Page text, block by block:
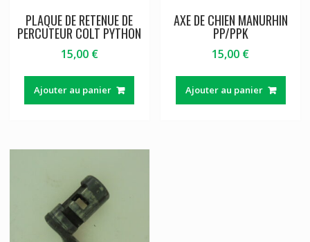
PLAQUE DE RETENUE DE
PERCUTEUR COLT PYTHON
15,00 €
Ajouter au panier
AXE DE CHIEN MANURHIN
PP/PPK
15,00 €
Ajouter au panier